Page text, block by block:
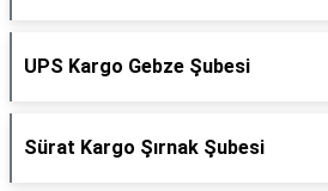
UPS Kargo Gebze Şubesi
Sürat Kargo Şırnak Şubesi